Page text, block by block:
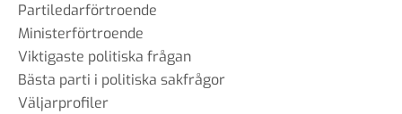
Partiledarförtroende
Ministerförtroende
Viktigaste politiska frågan
Bästa parti i politiska sakfrågor
Väljarprofiler